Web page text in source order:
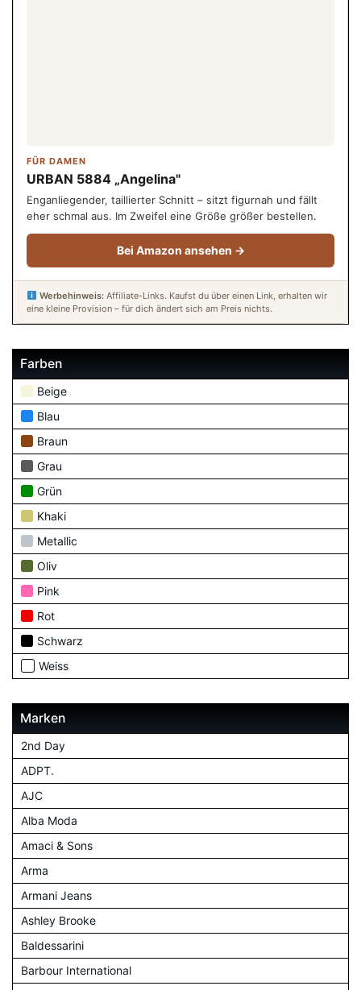
FÜR DAMEN
URBAN 5884 „Angelina"
Enganliegender, taillierter Schnitt – sitzt figurnah und fällt
eher schmal aus. Im Zweifel eine Größe größer bestellen.
Bei Amazon ansehen →
Werbehinweis:Affiliate-Links. Kaufst du über einen Link, erhalten wir
eine kleine Provision – für dich ändert sich am Preis nichts.
Farben
Beige
Blau
Braun
Grau
Grün
Khaki
Metallic
Oliv
Pink
Rot
Schwarz
Weiss
Marken
2nd Day
ADPT.
AJC
Alba Moda
Amaci & Sons
Arma
Armani Jeans
Ashley Brooke
Baldessarini
Barbour International